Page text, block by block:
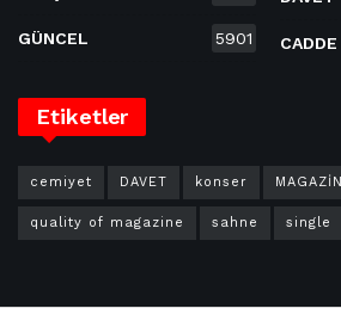
GÜNCEL 5901 CADDE
Etiketler
cemiyet DAVET konser MAGAZİN
quality of magazine sahne single